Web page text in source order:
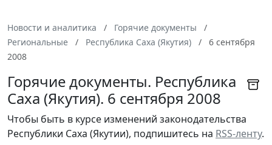
Новости и аналитика
Горячие документы
Региональные
Республика Саха (Якутия)
6 сентября
2008
Горячие документы. Республика
Саха (Якутия). 6 сентября 2008
Чтобы быть в курсе изменений законодательства
Республики Саха (Якутии), подпишитесь на RSS-ленту.